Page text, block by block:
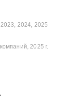
2024, 2025
2025 г.